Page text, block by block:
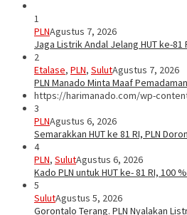
1
PLNAgustus 7, 2026
Jaga Listrik Andal Jelang HUT ke-
2
Etalase, PLN, SulutAgustus 7, 2026
PLN Manado Minta Maaf
https://harimanado.com/wp-content/
3
PLNAgustus 6, 2026
Semarakkan HUT ke 81 RI, PLN
4
PLN, SulutAgustus 6, 2026
Kado PLN untuk HUT ke- 81 RI,
5
SulutAgustus 5, 2026
Gorontalo Terang. PLN Nyalakan